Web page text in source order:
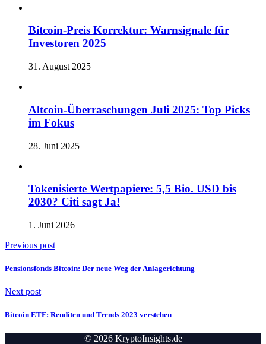
Bitcoin-Preis Korrektur: Warnsignale für
Investoren 2025
31. August 2025
Altcoin-Überraschungen Juli 2025: Top Picks
im Fokus
28. Juni 2025
Tokenisierte Wertpapiere: 5,5 Bio. USD bis
2030? Citi sagt Ja!
1. Juni 2026
Previous post
Pensionsfonds Bitcoin: Der neue Weg der Anlagerichtung
Next post
Bitcoin ETF: Renditen und Trends 2023 verstehen
© 2026 KryptoInsights.de